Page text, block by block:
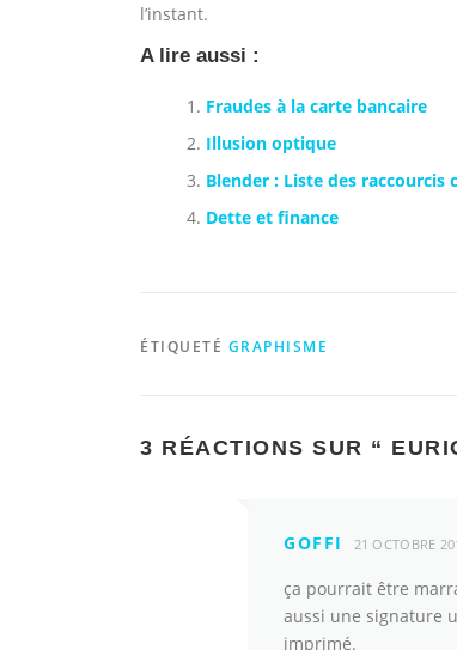
l’instant.
A lire aussi :
Fraudes à la carte bancaire
Illusion optique
Blender : Liste des raccourcis
Dette et finance
ÉTIQUETÉ GRAPHISME
3 RÉACTIONS SUR “
GOFFI 21 OCTOBRE
ça pourrait être
aussi une signature
imprimé.